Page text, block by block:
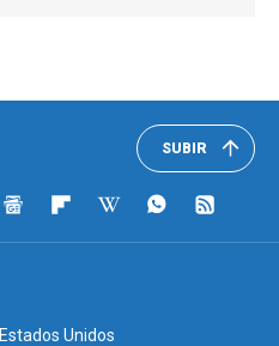
SUBIR
Estados Unidos